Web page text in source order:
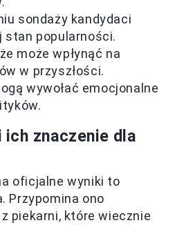
sondaży kandydaci
stan popularności.
może wpłynąć na
w przyszłości.
wywołać emocjonalne
znaczenie dla
oficjalne wyniki to
Przypomina ono
piekarni, które wiecznie